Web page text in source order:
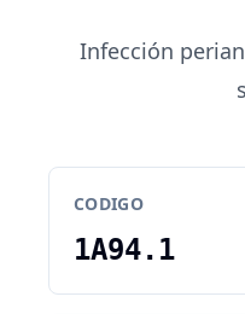
Infección
CODIGO
1A94.1